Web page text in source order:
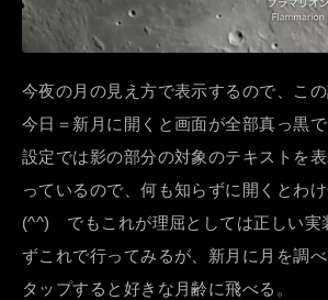
今夜の月の見え方で表示するので、こ
今日＝新月に開くと画面が全部真っ黒
設定では影の部分の対象のテキストを
っているので、何も知らずに開くとわ
(^^) でもこれが理屈としては正しい実
ずこれで行ってみるが、新月に月を調
タップすると好きな月齢に飛べる。